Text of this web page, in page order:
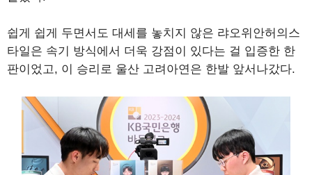
쉽게 쉽게 두면서도 대세를 놓치지 않은 랴오위안허의스
타일은 속기 방식에서 더욱 강점이 있다는 걸 입증한 한
판이었고, 이 승리로 울산 고려아연은 한발 앞서나갔다.